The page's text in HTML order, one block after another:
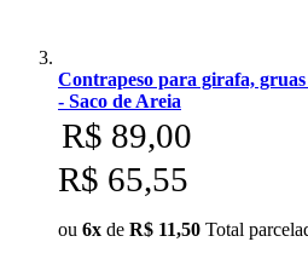
Contrapeso para girafa,
- Saco de Areia
R$ 89,00
R$ 65,55
ou 6x de R$ 11,50 Total